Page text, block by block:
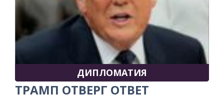
ДИПЛОМАТИЯ
ТРАМП ОТВЕРГ ОТВЕТ